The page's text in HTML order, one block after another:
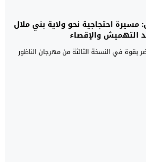
مسيرة احتجاجية نحو ولاية بني ملال
التهميش والإقصاء